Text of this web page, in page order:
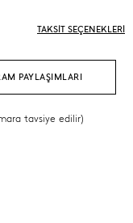
TAKSİT SEÇENEKLERİ
PAYLAŞIMLARI
tavsiye edilir)